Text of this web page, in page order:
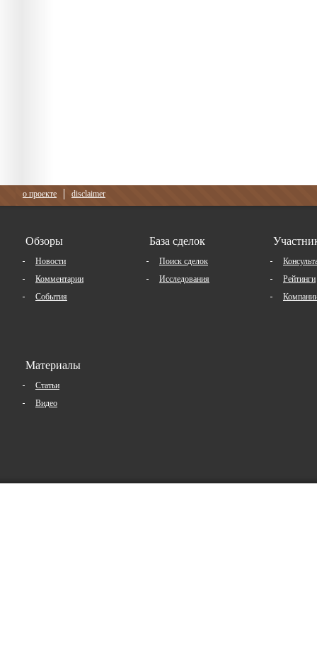
о проекте disclaimer
Обзоры
Новости
Комментарии
События
База сделок
Поиск сделок
Исследования
Рейтинги
Материалы
Статьи
Видео